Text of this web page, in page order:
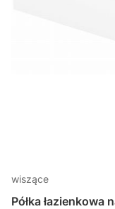
wiszące
Półka